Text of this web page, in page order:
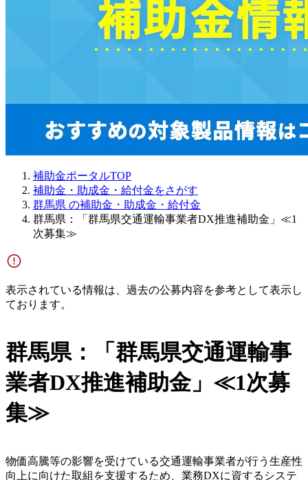
補助金ポータルTOP
補助金・助成金・給付金をさがす
群馬県 の補助金・助成金・給付金
群馬県：「群馬県交通運輸事業者DX推進補助金」≪1
次募集≫
表示されている情報は、過去の公募内容を参考として表示し
ております。
群馬県：「群馬県交通運輸事
業者DX推進補助金」≪1次募
集≫
物価高騰等の影響を受けている交通運輸事業者が行う生産性
向上に向けた取組を支援するため、業務DXに資するシステ